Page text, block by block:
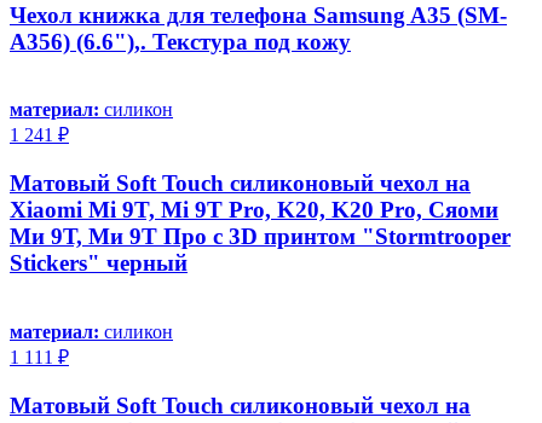
Чехол книжка для телефона Samsung A35 (SM-
A356) (6.6"),. Текстура под кожу
материал: силикон
1 241 ₽
Матовый Soft Touch силиконовый чехол на
Xiaomi Mi 9T, Mi 9T Pro, K20, K20 Pro, Сяоми
Ми 9Т, Ми 9Т Про с 3D принтом "Stormtrooper
Stickers" черный
материал: силикон
1 111 ₽
Матовый Soft Touch силиконовый чехол на